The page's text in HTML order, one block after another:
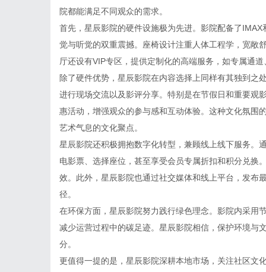
院都能满足不同观众的需求。
首先，星辰影院的硬件设施极为先进。影院配备了
觉与听觉的双重震撼。座椅设计注重人体工程学，宽敞
厅还设有VIP专区，提供定制化的高端服务，如专属通
除了硬件优势，星辰影院在内容选择上同样有其独到之
进行现场交流以及影评分享。特别是在节假日和重要观
惠活动，增强观众的参与感和互动体验。这种文化氛围
艺术气息的文化聚点。
星辰影院还积极拥抱数字化转型，兼顾线上线下服务。
电影票、选择座位，甚至享受会员专属折扣和积分兑换
效。此外，星辰影院也通过社交媒体和线上平台，发布
径。
在环保方面，星辰影院努力践行绿色理念。影院内采用
减少运营过程中的碳足迹。星辰影院相信，保护环境与
分。
更值得一提的是，星辰影院深耕本地市场，关注社区文